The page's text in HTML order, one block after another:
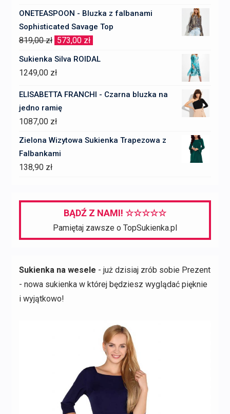
ONETEASPOON - Bluzka z falbanami
Sophisticated Savage Top
819,00zł Pierwotna
cena
wynosiła:
573,00 zł
cena
Sukienka Silva ROIDAL
1249,00 zł
ELISABETTA FRANCHI - Czarna bluzka na
jedno ramię
1087,00 zł
Zielona Wizytowa Sukienka Trapezowa z
Falbankami
138,90 zł
BĄDŹ Z NAMI! ☆☆☆☆☆
Pamiętaj zawsze o TopSukienka.pl
Sukienka na wesele - już dzisiaj zrób sobie Prezent
- nowa sukienka w której będziesz wyglądać pięknie
i wyjątkowo!